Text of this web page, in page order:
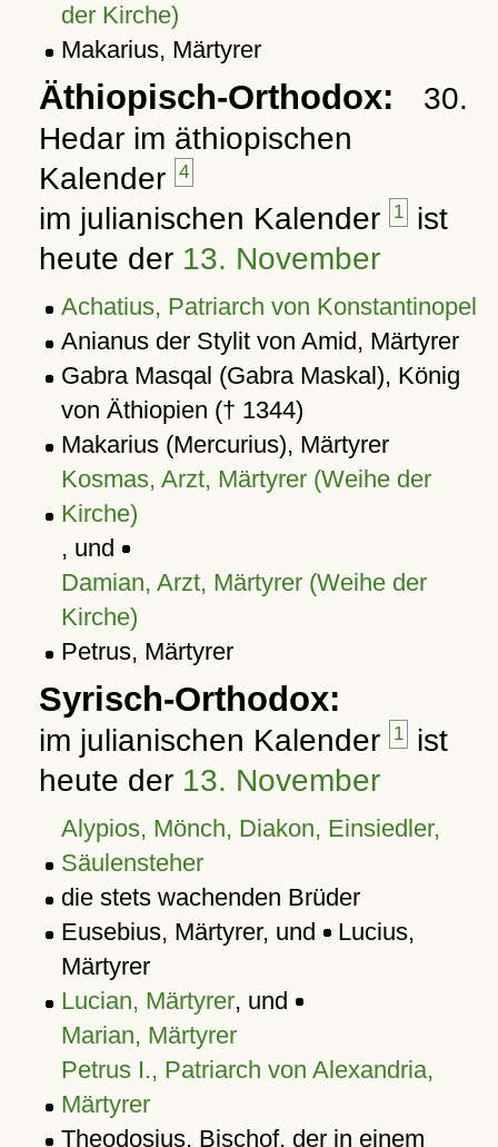
der Kirche)
Makarius, Märtyrer
Äthiopisch-Orthodox:
30.
Hedar im äthiopischen
Kalender
4
im julianischen Kalender 1 ist
heute der 13. November
Achatius, Patriarch von Konstantinopel
Anianus der Stylit von Amid, Märtyrer
Gabra Masqal (Gabra Maskal), König
von Äthiopien († 1344)
Makarius (Mercurius), Märtyrer
Kosmas, Arzt, Märtyrer (Weihe der
Kirche)
, und
Damian, Arzt, Märtyrer (Weihe der
Kirche)
Petrus, Märtyrer
Syrisch-Orthodox:
im julianischen Kalender 1 ist
heute der 13. November
Alypios, Mönch, Diakon, Einsiedler,
Säulensteher
die stets wachenden Brüder
Eusebius, Märtyrer, und Lucius,
Märtyrer
Lucian, Märtyrer, und
Marian, Märtyrer
Petrus I., Patriarch von Alexandria,
Märtyrer
Theodosius, Bischof, der in einem